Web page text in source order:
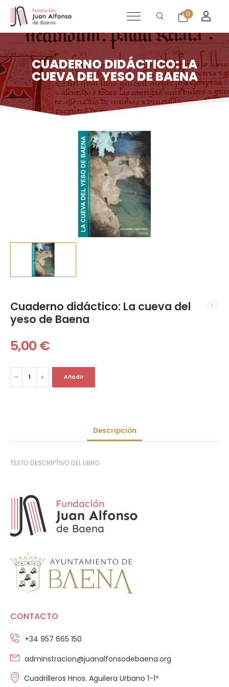
0
CUADERNO DIDÁCTICO: LA
CUEVA DEL YESO DE BAENA
Cuaderno didáctico: La cueva del
yeso de Baena
5,00€
Añadir
Descripción
TEXTO DESCRIPTIVO DEL LIBRO
CONTACTO
+34 957 665 150
adminstracion@juanalfonsodebaena.org
Cuadrilleros Hnos. Aguilera Urbano 1-1º